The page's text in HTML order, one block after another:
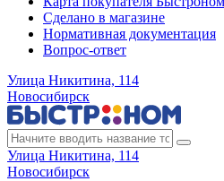
Сделано в магазине
Нормативная документация
Вопрос-ответ
Улица Никитина, 114
Новосибирск
Улица Никитина, 114
Новосибирск